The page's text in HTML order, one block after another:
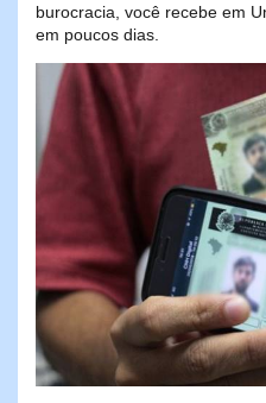
burocracia, você recebe em
em poucos dias.